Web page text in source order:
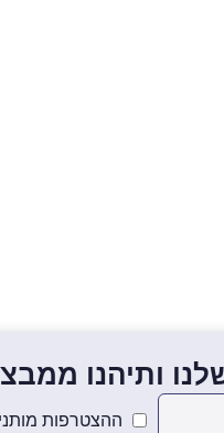
ותיהנו
ההצטרפות